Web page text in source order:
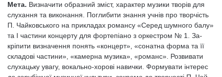
Мета. Визначити образний зміст, характер музики тво­рів для
слухання та виконання. Поглибити знання учнів про творчість
П. Чайковського на прикла­дах романсу «Серед шумного балу»
та І части­ни концерту для фортепіано з оркестром № 1. За­
кріпити визначення понять «концерт», «сонатна форма та її
складові частини», «камерна музика», «романс». Розвивати
слухацьку увагу, вокально-хорові навички. Формувати інтерес